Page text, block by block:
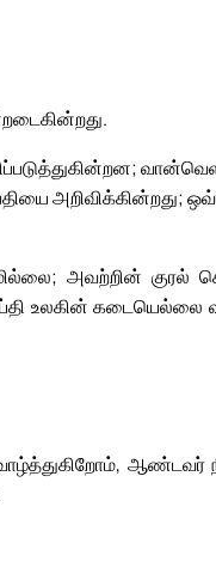
அறிவிக்கின்றது;
அவற்றின் குரல்
உலகின் கடையெல்லை
ஆண்டவர்